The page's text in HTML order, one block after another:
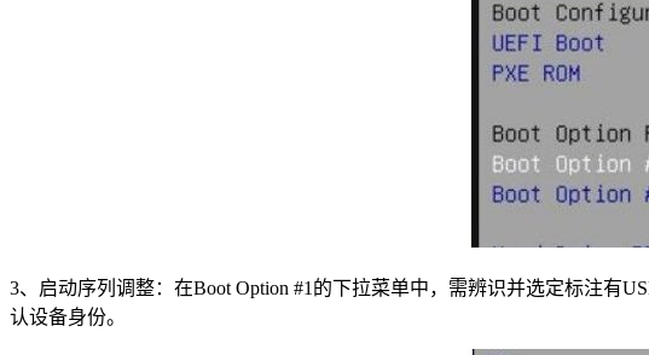
3、启动序列调整：在Boot Option #1的下拉菜单中，需辨识并选定标注有
认设备身份。